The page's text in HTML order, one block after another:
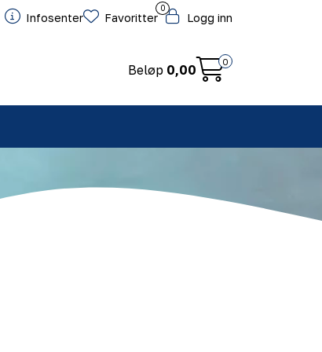
Infosenter
0
Favoritter Logg inn
Beløp 0,00
0